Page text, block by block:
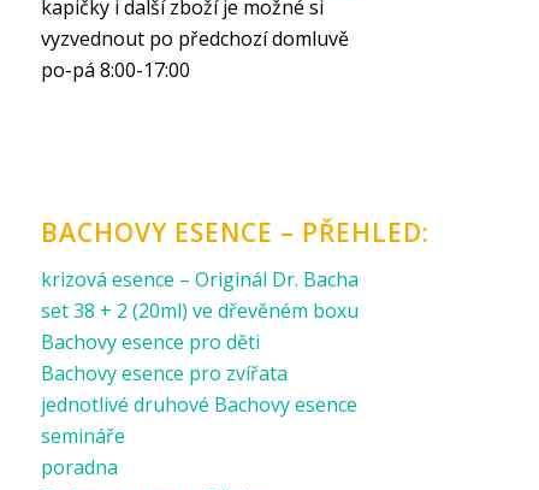
kapičky i další zboží je možné si
vyzvednout po předchozí domluvě
po-pá 8:00-17:00
BACHOVY ESENCE – PŘEHLED:
krizová esence – Originál Dr. Bacha
set 38 + 2 (20ml) ve dřevěném boxu
Bachovy esence pro děti
Bachovy esence pro zvířata
jednotlivé druhové Bachovy esence
semináře
poradna